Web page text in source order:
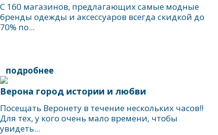
С 160 магазинов, предлагающих самые модные
бренды одежды и аксессуаров всегда скидкой до
70% по...
подробнее
Верона город истории и любви
Посещать Веронету в течение нескольких часов!!
Для тех, у кого очень мало времени, чтобы
увидеть...